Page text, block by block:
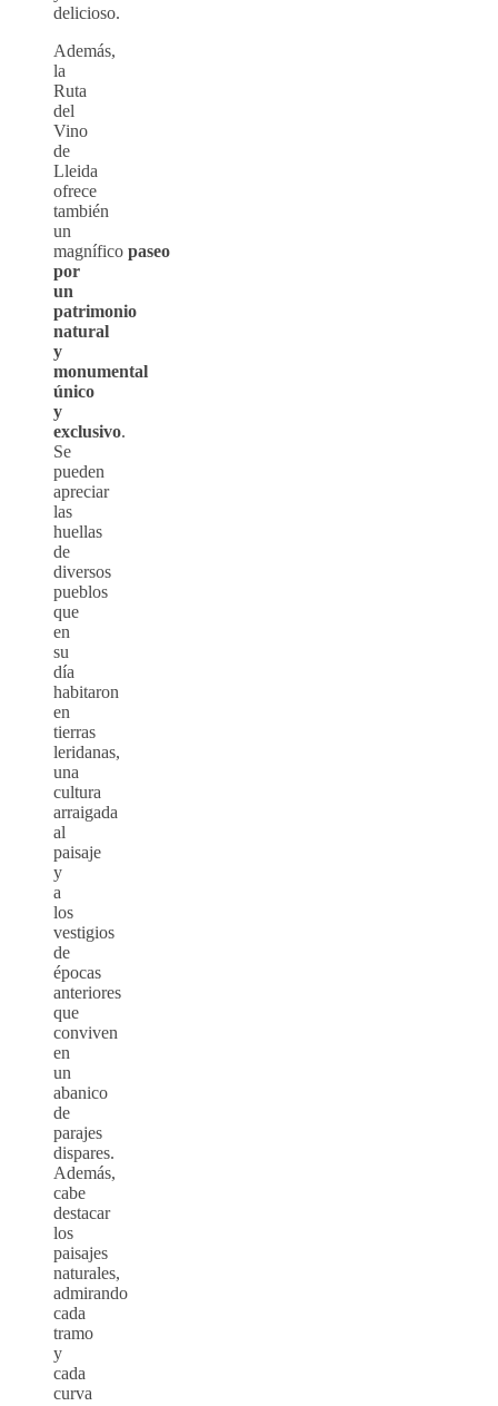
delicioso.
Además,
la
Ruta
del
Vino
de
Lleida
ofrece
también
un
magnífico paseo
por
un
patrimonio
natural
y
monumental
único
y
exclusivo.
Se
pueden
apreciar
las
huellas
de
diversos
pueblos
que
en
su
día
habitaron
en
tierras
leridanas,
una
cultura
arraigada
al
paisaje
y
a
los
vestigios
de
épocas
anteriores
que
conviven
en
un
abanico
de
parajes
dispares.
Además,
cabe
destacar
los
paisajes
naturales,
admirando
cada
tramo
y
cada
curva